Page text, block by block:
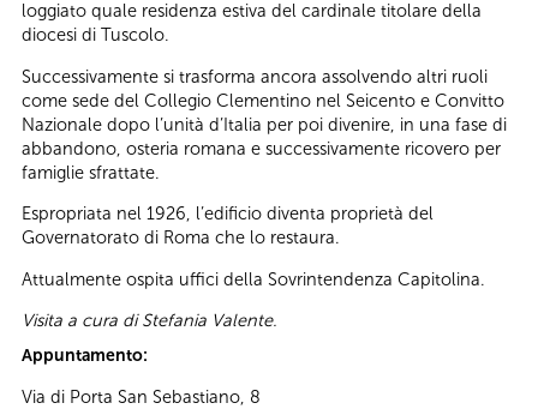
loggiato quale residenza estiva del cardinale titolare della
diocesi di Tuscolo.
Successivamente si trasforma ancora assolvendo altri ruoli
come sede del Collegio Clementino nel Seicento e Convitto
Nazionale dopo l’unità d’Italia per poi divenire, in una fase di
abbandono, osteria romana e successivamente ricovero per
famiglie sfrattate.
Espropriata nel 1926, l’edificio diventa proprietà del
Governatorato di Roma che lo restaura.
Attualmente ospita uffici della Sovrintendenza Capitolina.
Visita a cura di Stefania Valente.
Appuntamento:
Via di Porta San Sebastiano, 8